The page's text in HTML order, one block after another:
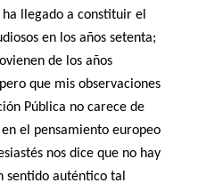
llegado a constituir el
en los años setenta;
de los años
que mis observaciones
Pública no carece de
el pensamiento europeo
nos dice que no hay
sentido auténtico tal